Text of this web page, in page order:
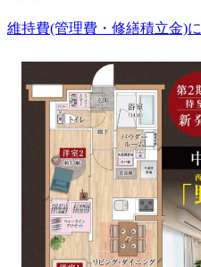
維持費(管理費・修繕積立金)